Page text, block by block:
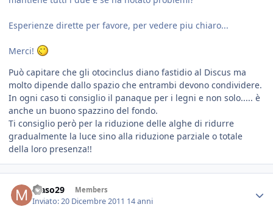
Esperienze dirette per favore, per vedere piu chiaro...
Merci!
Può capitare che gli otocinclus diano fastidio al Discus ma
molto dipende dallo spazio che entrambi devono condividere.
In ogni caso ti consiglio il panaque per i legni e non solo..... è
anche un buono spazzino del fondo.
Ti consiglio però per la riduzione delle alghe di ridurre
gradualmente la luce sino alla riduzione parziale o totale
della loro presenza!!
Maso29 Members
Inviato:20 Dicembre 2011 14 anni